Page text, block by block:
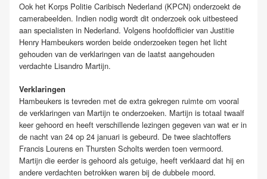
Ook het Korps Politie Caribisch Nederland (KPCN) onderzoekt de
camerabeelden. Indien nodig wordt dit onderzoek ook uitbesteed
aan specialisten in Nederland. Volgens hoofdofficier van Justitie
Henry Hambeukers worden beide onderzoeken tegen het licht
gehouden van de verklaringen van de laatst aangehouden
verdachte Lisandro Martijn.
Verklaringen
Hambeukers is tevreden met de extra gekregen ruimte om vooral
de verklaringen van Martijn te onderzoeken. Martijn is totaal twaalf
keer gehoord en heeft verschillende lezingen gegeven van wat er in
de nacht van 24 op 24 januari is gebeurd. De twee slachtoffers
Francis Lourens en Thursten Scholts werden toen vermoord.
Martijn die eerder is gehoord als getuige, heeft verklaard dat hij en
andere verdachten betrokken waren bij de dubbele moord.